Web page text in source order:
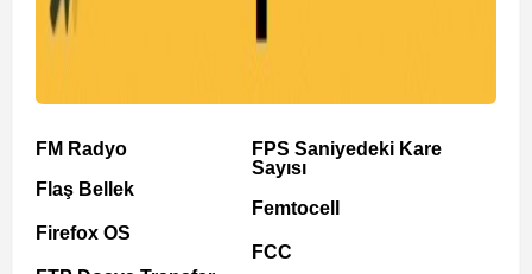
FM Radyo
Flaş Bellek
Firefox OS
FPS Saniyedeki Kare
Sayısı
Femtocell
FCC